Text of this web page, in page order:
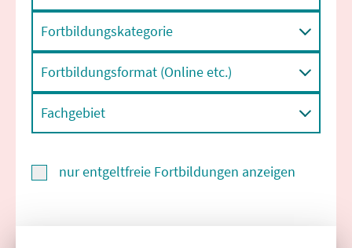
Fortbildungskategorie
Fortbildungsformat (Online etc.)
Fachgebiet
nur entgeltfreie Fortbildungen anzeigen